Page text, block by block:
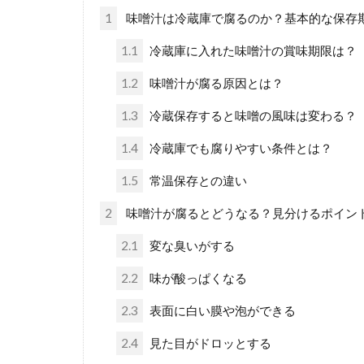
1 味噌汁は冷蔵庫で腐るのか？基本的な保存
1.1 冷蔵庫に入れた味噌汁の賞味期限は？
1.2 味噌汁が腐る原因とは？
1.3 冷蔵保存すると味噌の風味は変わる？
1.4 冷蔵庫でも腐りやすい条件とは？
1.5 常温保存との違い
2 味噌汁が腐るとどうなる？見分けるポイン
2.1 変な臭いがする
2.2 味が酸っぱくなる
2.3 表面に白い膜や泡ができる
2.4 見た目がドロッとする